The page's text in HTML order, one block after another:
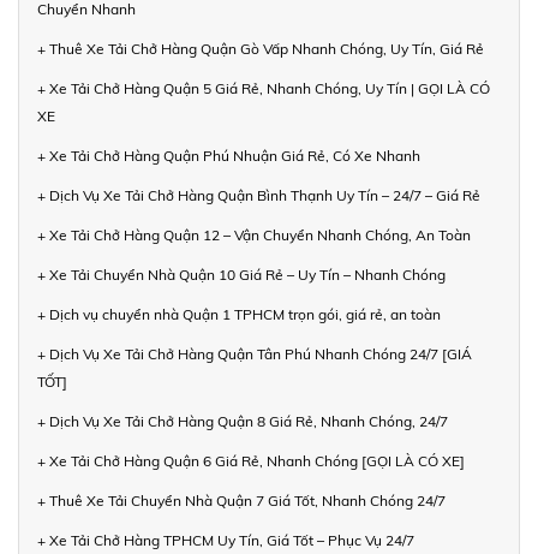
Chuyển Nhanh
+ Thuê Xe Tải Chở Hàng Quận Gò Vấp Nhanh Chóng, Uy Tín, Giá Rẻ
+ Xe Tải Chở Hàng Quận 5 Giá Rẻ, Nhanh Chóng, Uy Tín | GỌI LÀ CÓ
XE
+ Xe Tải Chở Hàng Quận Phú Nhuận Giá Rẻ, Có Xe Nhanh
+ Dịch Vụ Xe Tải Chở Hàng Quận Bình Thạnh Uy Tín – 24/7 – Giá Rẻ
+ Xe Tải Chở Hàng Quận 12 – Vận Chuyển Nhanh Chóng, An Toàn
+ Xe Tải Chuyển Nhà Quận 10 Giá Rẻ – Uy Tín – Nhanh Chóng
+ Dịch vụ chuyển nhà Quận 1 TPHCM trọn gói, giá rẻ, an toàn
+ Dịch Vụ Xe Tải Chở Hàng Quận Tân Phú Nhanh Chóng 24/7 [GIÁ
TỐT]
+ Dịch Vụ Xe Tải Chở Hàng Quận 8 Giá Rẻ, Nhanh Chóng, 24/7
+ Xe Tải Chở Hàng Quận 6 Giá Rẻ, Nhanh Chóng [GỌI LÀ CÓ XE]
+ Thuê Xe Tải Chuyển Nhà Quận 7 Giá Tốt, Nhanh Chóng 24/7
+ Xe Tải Chở Hàng TPHCM Uy Tín, Giá Tốt – Phục Vụ 24/7